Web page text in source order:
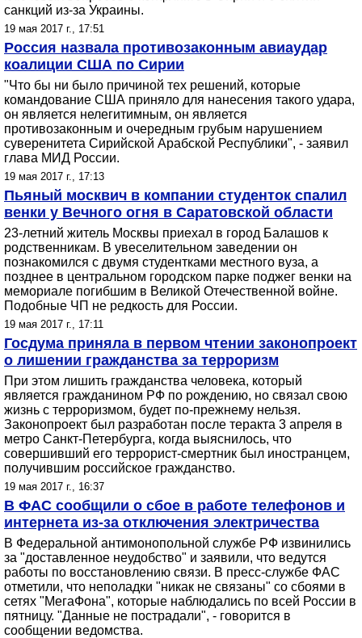
санкций из-за Украины.
19 мая 2017 г., 17:51
Россия назвала противозаконным авиаудар
коалиции США по Сирии
"Что бы ни было причиной тех решений, которые
командование США приняло для нанесения такого удара,
он является нелегитимным, он является
противозаконным и очередным грубым нарушением
суверенитета Сирийской Арабской Республики", - заявил
глава МИД России.
19 мая 2017 г., 17:13
Пьяный москвич в компании студенток спалил
венки у Вечного огня в Саратовской области
23-летний житель Москвы приехал в город Балашов к
родственникам. В увеселительном заведении он
познакомился с двумя студентками местного вуза, а
позднее в центральном городском парке поджег венки на
мемориале погибшим в Великой Отечественной войне.
Подобные ЧП не редкость для России.
19 мая 2017 г., 17:11
Госдума приняла в первом чтении законопроект
о лишении гражданства за терроризм
При этом лишить гражданства человека, который
является гражданином РФ по рождению, но связал свою
жизнь с терроризмом, будет по-прежнему нельзя.
Законопроект был разработан после теракта 3 апреля в
метро Санкт-Петербурга, когда выяснилось, что
совершивший его террорист-смертник был иностранцем,
получившим российское гражданство.
19 мая 2017 г., 16:37
В ФАС сообщили о сбое в работе телефонов и
интернета из-за отключения электричества
В Федеральной антимонопольной службе РФ извинились
за "доставленное неудобство" и заявили, что ведутся
работы по восстановлению связи. В пресс-службе ФАС
отметили, что неполадки "никак не связаны" со сбоями в
сетях "МегаФона", которые наблюдались по всей России в
пятницу. "Данные не пострадали", - говорится в
сообщении ведомства.